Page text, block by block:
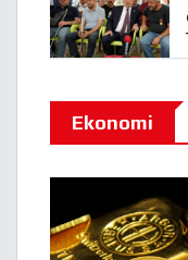
Ekonomi